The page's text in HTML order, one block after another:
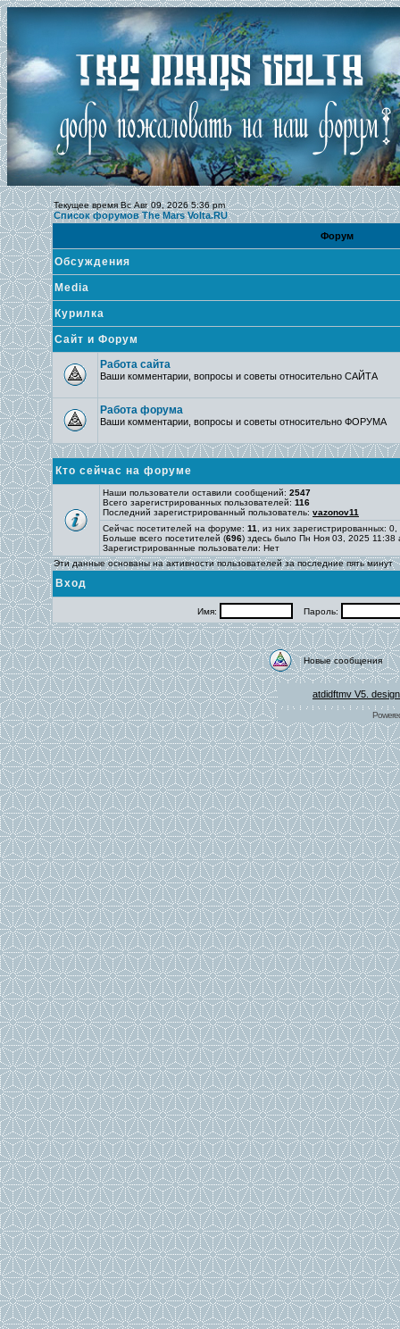
Текущее время Вс Авг 09, 2026 5:36 pm
Список форумов The Mars Volta.RU
Форум
Обсуждения
Media
Курилка
Сайт и Форум
Работа сайта
Ваши комментарии, вопросы и советы относительно САЙТА
Работа форума
Ваши комментарии, вопросы и советы относительно ФОРУМА
Кто сейчас на форуме
Наши пользователи оставили сообщений: 2547
Всего зарегистрированных пользователей: 116
Последний зарегистрированный пользователь: vazonov11
Сейчас посетителей на форуме: 11
, из них зарегистрированных:
Больше всего посетителей (696) здесь было Пн Ноя 03, 2025 11:38
Зарегистрированные пользователи: Нет
Эти данные основаны на активности пользователей за последние пять минут
Вход
Имя: Пароль:
Новые сообщения
atdidftmv V5.